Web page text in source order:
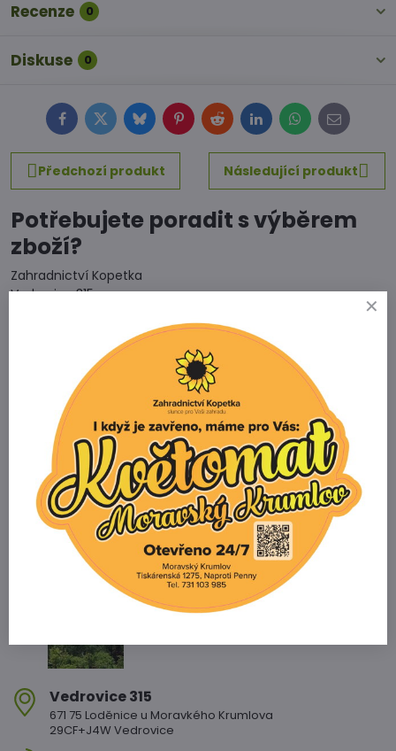
Recenze 0
Diskuse 0
FacebookTwitterBlueskyPinterestRedditLinkedInWhatsApp
E-
mail
Předchozí produkt
Následující produkt
Potřebujete poradit s výběrem
zboží?
Zahradnictví Kopetka
Vedrovice 315
Telefon
+420 731 103 985
Prodejna
+420 607 042 662
Email
info@zahradnictvikopetka.cz
Zahradnictví Vedrovice
Vedrovice 315
671 75 Loděnice u Moravkého Krumlova
29CF+J4W Vedrovice